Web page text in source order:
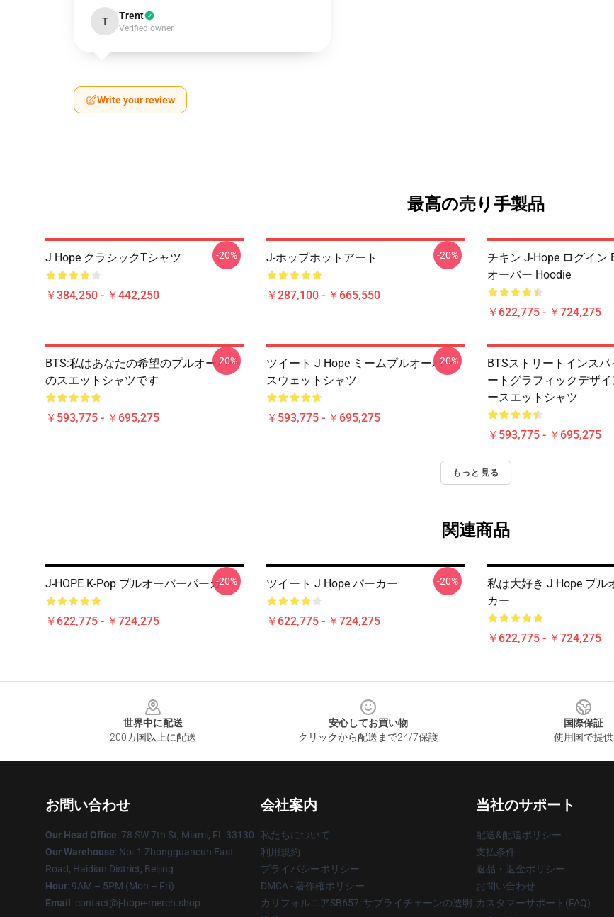
T Trent
Verified owner
Write your review
最高の売り手製品
J Hope クラシックTシャツ
￥384,250 - ￥442,250
-20% J-ホップホットアート
￥287,100 - ￥665,550
-20%
チキン J-Hope ログイン
オーバー Hoodie
￥622,775 - ￥724,275
BTS:私はあなたの希望のプルオーバー
のスエットシャツです
￥593,775 - ￥695,275
-20%
ツイート J Hope ミームプルオーバー
スウェットシャツ
￥593,775 - ￥695,275
-20%
BTSストリートインス
ートグラフィックデザ
ースエットシャツ
￥593,775 - ￥695,275
もっと見る
関連商品
J-HOPE K-Pop プルオーバーパーカー
￥622,775 - ￥724,275
-20% ツイート J Hope パーカー
￥622,775 - ￥724,275
-20%
私は大好き J Hope プル
カー
￥622,775 - ￥724,275
世界中に配送
200カ国以上に配送
安心してお買い物
クリックから配送まで24/7保護
国際保証
使用国で提供
お問い合わせ
Our Head Office: 78 SW 7th St, Miami, FL 33130
Our Warehouse: No. 1 Zhongguancun East
Road, Haidian District, Beijing
Hour: 9AM – 5PM (Mon – Fri)
Email : contact@j-hope-merch.shop
会社案内
私たちについて
利用規約
プライバシーポリシー
DMCA - 著作権ポリシー
カリフォルニアSB657: サプライチェーンの透明
当社のサポート
配送&配送ポリシー
支払条件
返品・返金ポリシー
お問い合わせ
カスタマーサポート(FAQ)